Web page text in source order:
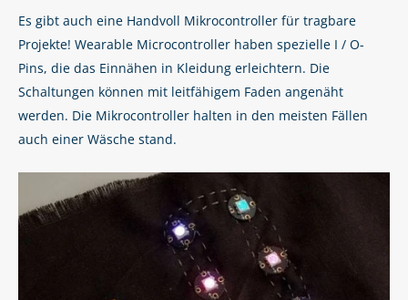
Es gibt auch eine Handvoll Mikrocontroller für tragbare
Projekte! Wearable Microcontroller haben spezielle I / O-
Pins, die das Einnähen in Kleidung erleichtern. Die
Schaltungen können mit leitfähigem Faden angenäht
werden. Die Mikrocontroller halten in den meisten Fällen
auch einer Wäsche stand.